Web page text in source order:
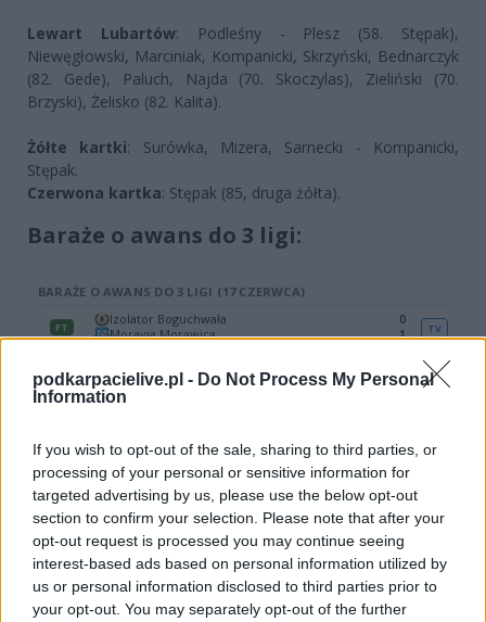
podkarpacielive.pl - Do Not Process My Personal
Information
If you wish to opt-out of the sale, sharing to third parties, or
processing of your personal or sensitive information for
targeted advertising by us, please use the below opt-out
section to confirm your selection. Please note that after your
opt-out request is processed you may continue seeing
interest-based ads based on personal information utilized by
us or personal information disclosed to third parties prior to
your opt-out. You may separately opt-out of the further
Lewart Lubartów: Podleśny - Plesz (58. Stępak),
Niewęgłowski, Marciniak, Kompanicki, Skrzyński, Bednarczyk
(82. Gede), Paluch, Najda (70. Skoczylas), Zieliński (70.
Brzyski), Żelisko (82. Kalita).
Żółte kartki: Surówka, Mizera, Sarnecki - Kompanicki,
Stępak.
Czerwona kartka: Stępak (85, druga żółta).
Baraże o awans do 3 ligi:
Więcej o meczu: Beskid Andrychów - Lewart Lubartów
Więcej o lidze:Baraże o awans do 3 ligi